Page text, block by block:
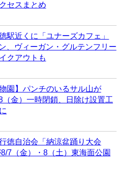
セスまとめ
駅近くに「ユナーズカフェ」
、ヴィーガン・グルテンフリー
クアウトも
園】パンチのいるサル山が
（金）一時閉鎖、日除け設置工
徳自治会「納涼盆踊り大会
8/7（金）・8（土）東海面公園